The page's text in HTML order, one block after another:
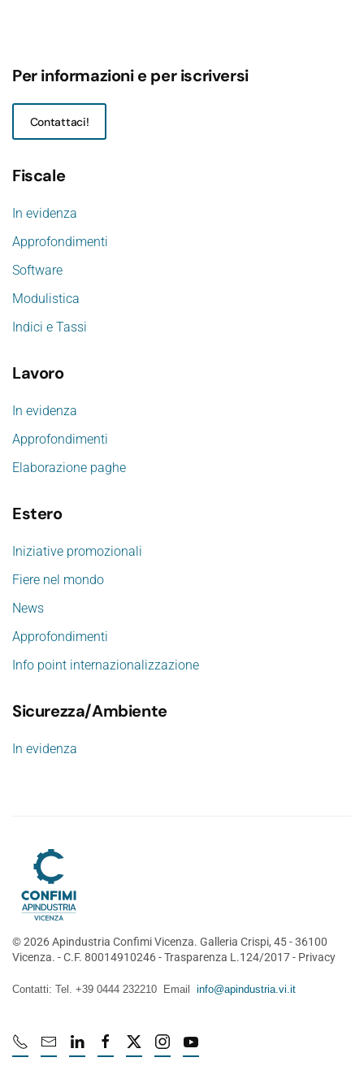
Per informazioni e per iscriversi
Contattaci!
Fiscale
In evidenza
Approfondimenti
Software
Modulistica
Indici e Tassi
Lavoro
In evidenza
Approfondimenti
Elaborazione paghe
Estero
Iniziative promozionali
Fiere nel mondo
News
Approfondimenti
Info point internazionalizzazione
Sicurezza/Ambiente
In evidenza
©2026Apindustria Confimi Vicenza. Galleria Crispi, 45 - 36100
Vicenza. - C.F. 80014910246 -Trasparenza L.124/2017- Privacy
Contatti: Tel. +39 0444 232210 Email info@apindustria.vi.it